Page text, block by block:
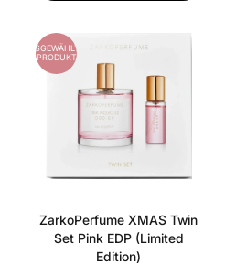
AUSGEWÄHLTES
PRODUKT
ZarkoPerfume XMAS Twin
Set Pink EDP (Limited
Edition)